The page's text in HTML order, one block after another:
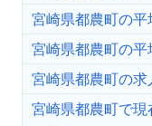
宮崎県都農町の平
宮崎県都農町の
宮崎県都農町の
宮崎県都農町で